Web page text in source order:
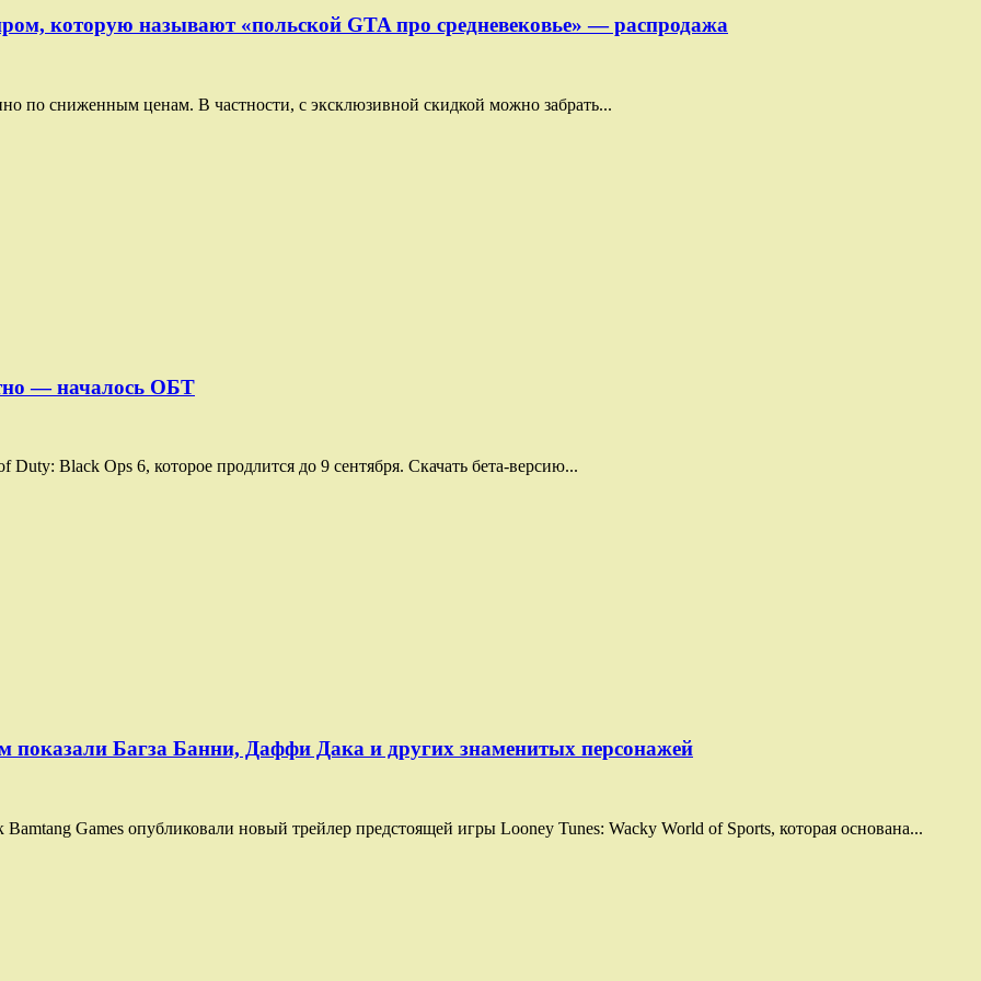
которую называют «польской GTA про средневековье» — распродажа
по сниженным ценам. В частности, с эксклюзивной скидкой можно забрать...
— началось ОБТ
Black Ops 6, которое продлится до 9 сентября. Скачать бета-версию...
Багза Банни, Даффи Дака и других знаменитых персонажей
Games опубликовали новый трейлер предстоящей игры Looney Tunes: Wacky World of Sports, которая основана...